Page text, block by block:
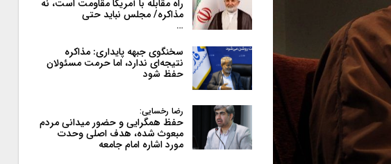
راه مقابله با آمریکا مقاومت است، نه
مذاکره/ مجلس نباید حتی
…
سخنگوی جبهه پایداری: مذاکره
نتیجه‌ای ندارد، اما حرمت مسئولان
حفظ شود
رضا رخسایی:
حفظ همگرایی و حضور میدانی مردم
مبعوث شده، هدف اصلی وحدت
مورد اشاره امام جامعه